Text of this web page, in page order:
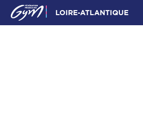
LOIRE-ATLANTIQUE